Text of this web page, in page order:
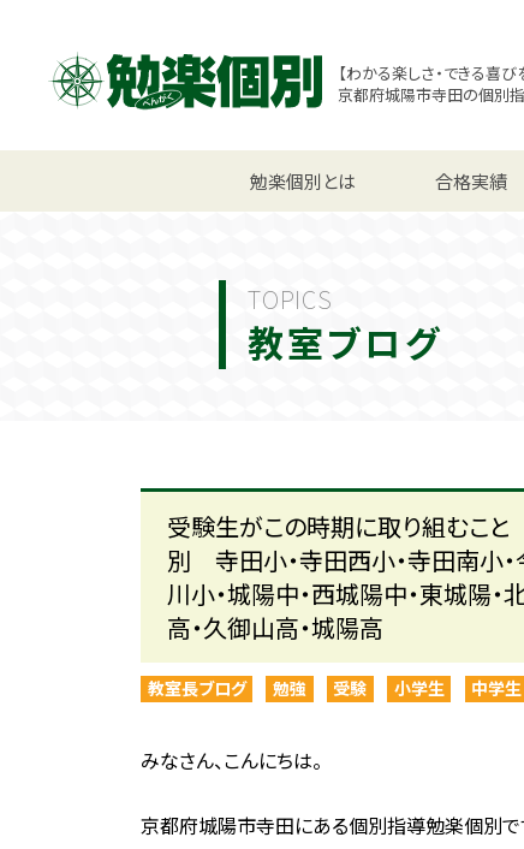
【わかる楽しさ・できる喜び
京都府城陽市寺田の個別
勉楽個別とは 合格実績
小学生コース 中学生コース 高
TOPICS
教室ブログ
受験生がこの時期に取り組むこ
別 寺田小・寺田西小・寺田南小・
川小・城陽中・西城陽中・東城陽
高・久御山高・城陽高
教室長ブログ 勉強 受験 小学生 中学生
みなさん、こんにちは。
京都府城陽市寺田にある個別指導勉楽個別で